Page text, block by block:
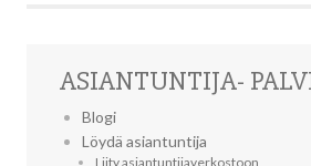
ASIANTUNTIJA-
Blogi
Löydä asiantuntija
Liity asiantuntijaverkostoon